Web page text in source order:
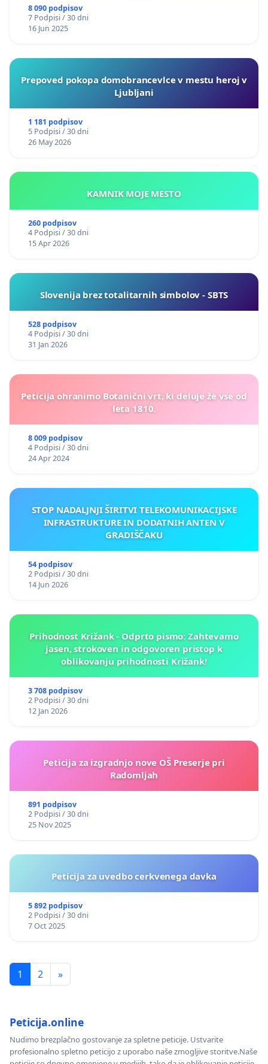
8 090 podpisov
7 Podpisi / 30 dni
16 Jun 2025
Prepoved pokopa domobrancevlce v mestu heroj v
Ljubljani
1 181 podpisov
5 Podpisi / 30 dni
26 May 2026
KAMNIK MOJE MESTO
260 podpisov
4 Podpisi / 30 dni
15 Apr 2026
Slovenija brez totalitarnih simbolov - SBTS
528 podpisov
4 Podpisi / 30 dni
31 Jan 2026
Peticija ohranimo Botanični vrt, ki deluje že vse od
leta 1810.
8 009 podpisov
4 Podpisi / 30 dni
24 Apr 2024
STOP NADALJNJI ŠIRITVI TELEKOMUNIKACIJSKE
INFRASTRUKTURE IN DODATNIH ANTEN V
GRADIŠČAKU
54 podpisov
2 Podpisi / 30 dni
14 Jun 2026
Prihodnost Križank - Odprto pismo: Zahtevamo
jasen, strokoven in odgovoren pristop k
oblikovanju prihodnosti Križank!
3 708 podpisov
2 Podpisi / 30 dni
12 Jan 2026
Peticija za izgradnjo nove OŠ Preserje pri
Radomljah
891 podpisov
2 Podpisi / 30 dni
25 Nov 2025
Peticija za uvedbo cerkvenega davka
5 892 podpisov
2 Podpisi / 30 dni
7 Oct 2025
1 2 »
Peticija.online
Nudimo brezplačno gostovanje za spletne peticije. Ustvarite
profesionalno spletno peticijo z uporabo naše zmogljive storitve.Naše